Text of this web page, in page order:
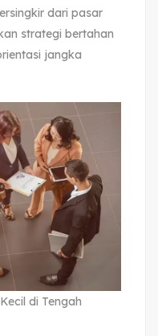
dari pasar
strategi bertahan
jangka
di Tengah